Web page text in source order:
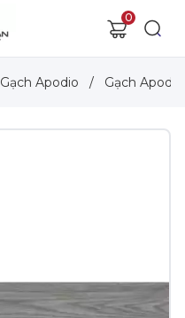
0
Gạch Apodio / Gạch Apodio